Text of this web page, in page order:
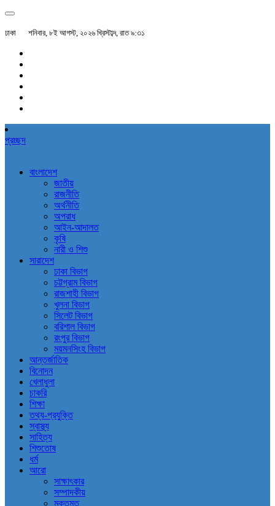
ঢাকা শনিবার, ৮ই আগস্ট, ২০২৬ খ্রিস্টাব্দ, রাত ৯:৩১
প্রচ্ছদ
বাংলাদেশ
জাতীয়
রাজনীতি
অর্থনীতি
অপরাধ
আইন-আদালত
কৃষি
নারী ও শিশু
সারাদেশ
ঢাকা বিভাগ
চট্টগ্রাম বিভাগ
রাজশাহী বিভাগ
খুলনা বিভাগ
সিলেট বিভাগ
বরিশাল বিভাগ
রংপুর বিভাগ
ময়মনসিংহ বিভাগ
আন্তর্জাতিক
বিনোদন
খেলাধুলা
চাকরি
শিক্ষা
তথ্য-প্রযুক্তি
স্বাস্থ্য
সাহিত্য
শিশুতোষ
ধর্ম
আরো
সাক্ষাৎকার
সম্পাদকীয়
মুক্তমত